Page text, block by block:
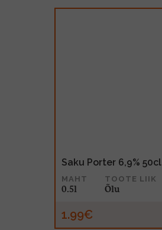
Saku Porter 6,9% 50cl
MAHT
0.5l
TOOTE LIIK
Õlu
1.99€